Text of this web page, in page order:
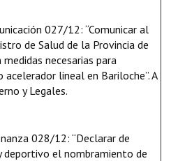
027/12: “Comunicar al
de Salud de la Provincia de
necesarias para
lineal en Bariloche”. A
y Legales.
028/12: “Declarar de
el nombramiento de